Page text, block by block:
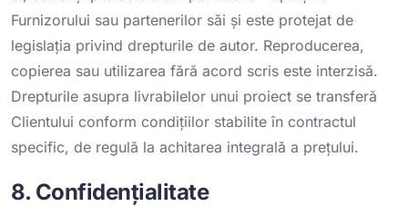
Furnizorului sau partenerilor săi și este protejat de
legislația privind drepturile de autor. Reproducerea,
copierea sau utilizarea fără acord scris este interzisă.
Drepturile asupra livrabilelor unui proiect se transferă
Clientului conform condițiilor stabilite în contractul
specific, de regulă la achitarea integrală a prețului.
8. Confidențialitate